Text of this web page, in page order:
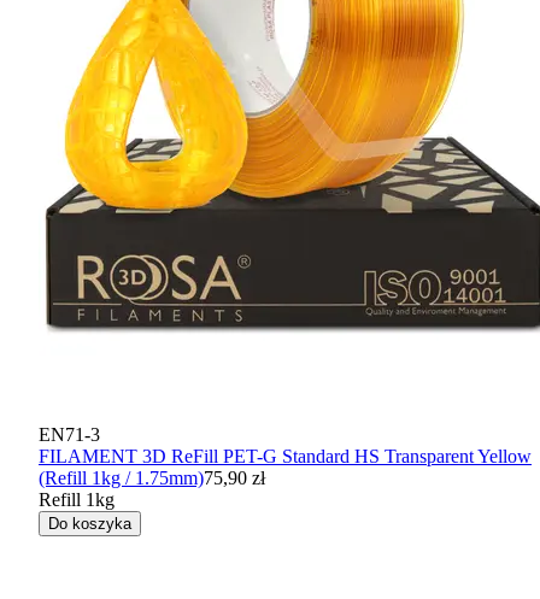
EN71-3
FILAMENT 3D ReFill PET-G Standard HS Transparent Yellow
(Refill 1kg / 1.75mm)75,90 zł
Refill 1kg
Do koszyka